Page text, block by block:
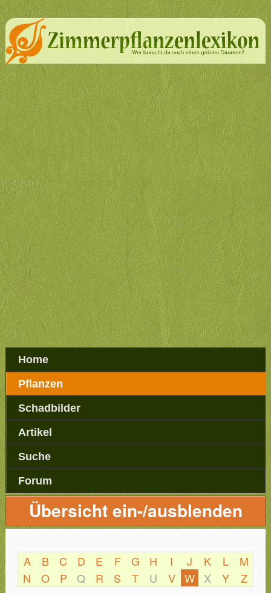
Home
Pflanzen
Schadbilder
Artikel
Suche
Forum
Übersicht ein-/ausblenden
A B C D E F G H I J K L
M
N
O P Q R S T U V W X Y Z